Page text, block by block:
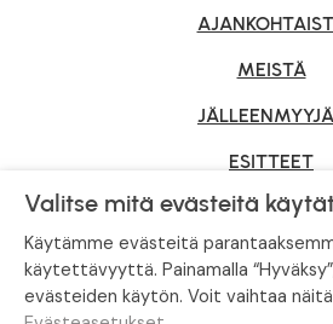
MEISTÄ
ESITTEET
Tietosuojaseloste
Valitse mitä evästeitä
Käytämme evästeitä
käytettävyyttä. Painamalla
evästeiden käytön. Voit vaihtaa